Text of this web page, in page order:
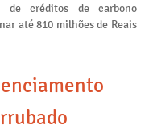
créditos de carbono
até 810 milhões de Reais